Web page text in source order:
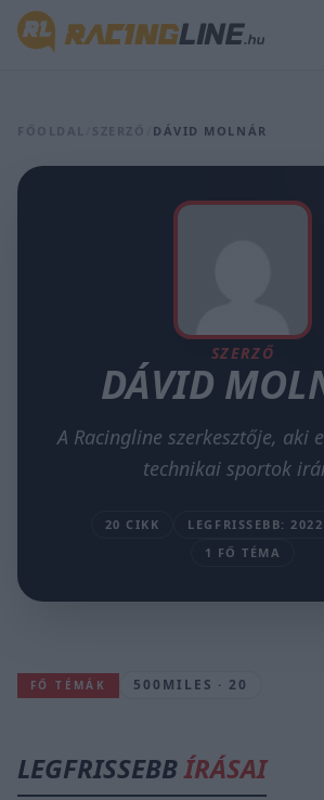
FŐOLDAL SZERZŐ DÁVID MOLNÁR
SZERZŐ
DÁVID
A Racingline szerkesztője, aki
technikai sportok
20 CIKK
LEGFRISSEBB:
1 FŐ TÉMA
FŐ TÉMÁK 500MILES · 20
LEGFRISSEBBÍRÁSAI